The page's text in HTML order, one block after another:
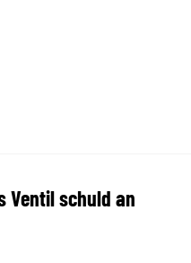
Ventil schuld an